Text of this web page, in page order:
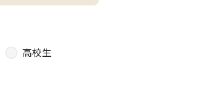
高校生